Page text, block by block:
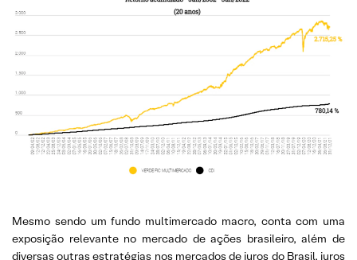
Mesmo sendo um fundo multimercado macro, conta com uma
exposição relevante no mercado de ações brasileiro, além de
diversas outras estratégias nos mercados de juros do Brasil, juros